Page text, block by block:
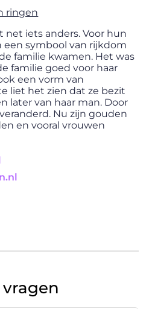
ringen
net iets anders. Voor hun
symbool van rijkdom
familie kwamen. Het was
familie goed voor haar
een vorm van
liet het zien dat ze bezit
later van haar man. Door
Nu zijn gouden
en vooral vrouwen